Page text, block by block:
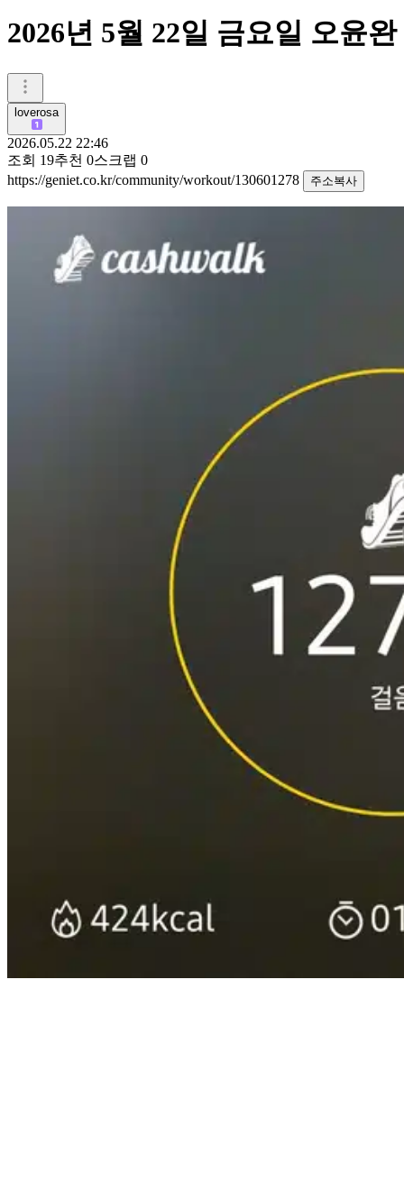
2026년 5월 22일 금요일 오윤완
loverosa
2026.05.22 22:46
조회 19추천 0스크랩 0
https://geniet.co.kr/community/workout/130601278
주소복사